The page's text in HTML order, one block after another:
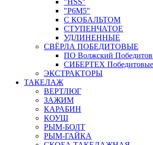
"HSS"
"Р6М5"
С КОБАЛЬТОМ
СТУПЕНЧАТОЕ
УДЛИНЕННЫЕ
СВЁРЛА ПОБЕДИТОВЫЕ
ПО Волжский
СИБЕРТЕХ Победитовые
ЭКСТРАКТОРЫ
ТАКЕЛАЖ
ВЕРТЛЮГ
ЗАЖИМ
КАРАБИН
КОУШ
РЫМ-БОЛТ
РЫМ-ГАЙКА